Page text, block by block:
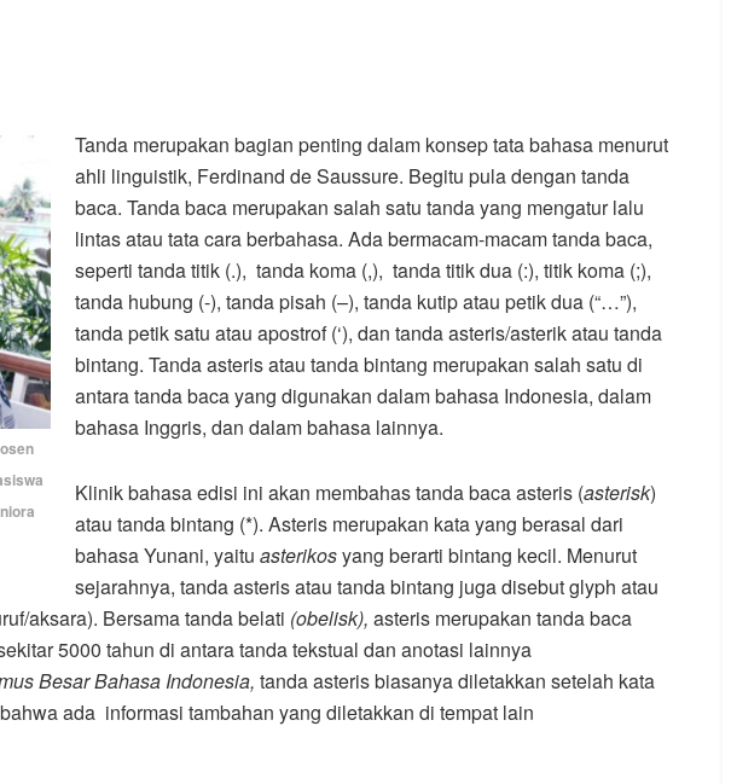
Tanda merupakan bagian penting dalam konsep tata bahasa menurut
ahli linguistik, Ferdinand de Saussure. Begitu pula dengan tanda
baca. Tanda baca merupakan salah satu tanda yang mengatur lalu
lintas atau tata cara berbahasa. Ada bermacam-macam tanda baca,
seperti tanda titik (.), tanda koma (,), tanda titik dua (:), titik koma (;),
tanda hubung (-), tanda pisah (–), tanda kutip atau petik dua (“…”),
tanda petik satu atau apostrof (‘), dan tanda asteris/asterik atau tanda
bintang. Tanda asteris atau tanda bintang merupakan salah satu di
antara tanda baca yang digunakan dalam bahasa Indonesia, dalam
bahasa Inggris, dan dalam bahasa lainnya.
Klinik bahasa edisi ini akan membahas tanda baca asteris (asterisk)
atau tanda bintang (*). Asteris merupakan kata yang berasal dari
bahasa Yunani, yaitu asterikosyang berarti bintang kecil. Menurut
sejarahnya, tanda asteris atau tanda bintang juga disebut glyph atau
aksara). Bersama tanda belati (obelisk), asteris merupakan tanda baca
5000 tahun di antara tanda tekstual dan anotasi lainnya
Besar Bahasa Indonesia, tanda asteris biasanya diletakkan setelah kata
ada informasi tambahan yang diletakkan di tempat lain